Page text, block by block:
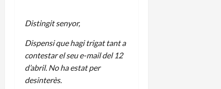
Distingit senyor,
Dispensi que hagi trigat tant a
contestar el seu e-mail del 12
d’abril. No ha estat per
desinterès.